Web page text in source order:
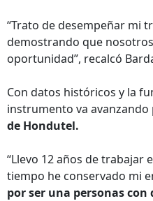
“Trato de desempeñar mi
demostrando que
oportunidad”, recalcó
Con datos históricos y la
instrumento va avanzando
de Hondutel.
“Llevo 12 años de trabajar
tiempo he conservado mi
por ser una personas con